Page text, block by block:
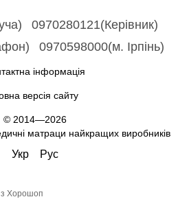
0970280121(Керівник)
0970598000(м. Ірпінь)
інформація
версія сайту
© 2014—2026
матраци найкращих виробників
Укр Рус
з Хорошоп